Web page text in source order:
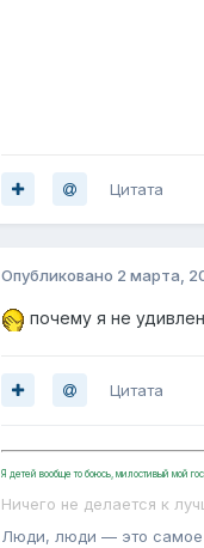
Цитата
Опубликовано 2 марта,
почему я не
Цитата
Я детей вообще то боюсь, милостивый мой
Ничего не делается к
Люди, люди — это